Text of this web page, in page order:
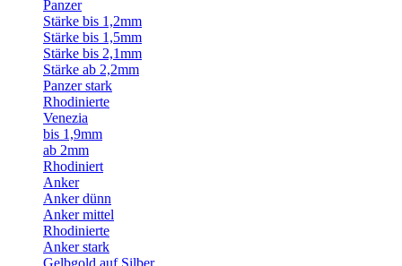
Panzer
Stärke bis 1,2mm
Stärke bis 1,5mm
Stärke bis 2,1mm
Stärke ab 2,2mm
Panzer stark
Rhodinierte
Venezia
bis 1,9mm
ab 2mm
Rhodiniert
Anker
Anker dünn
Anker mittel
Rhodinierte
Anker stark
Gelbgold auf Silber